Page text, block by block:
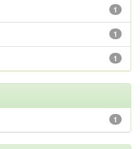
1
1
1
1